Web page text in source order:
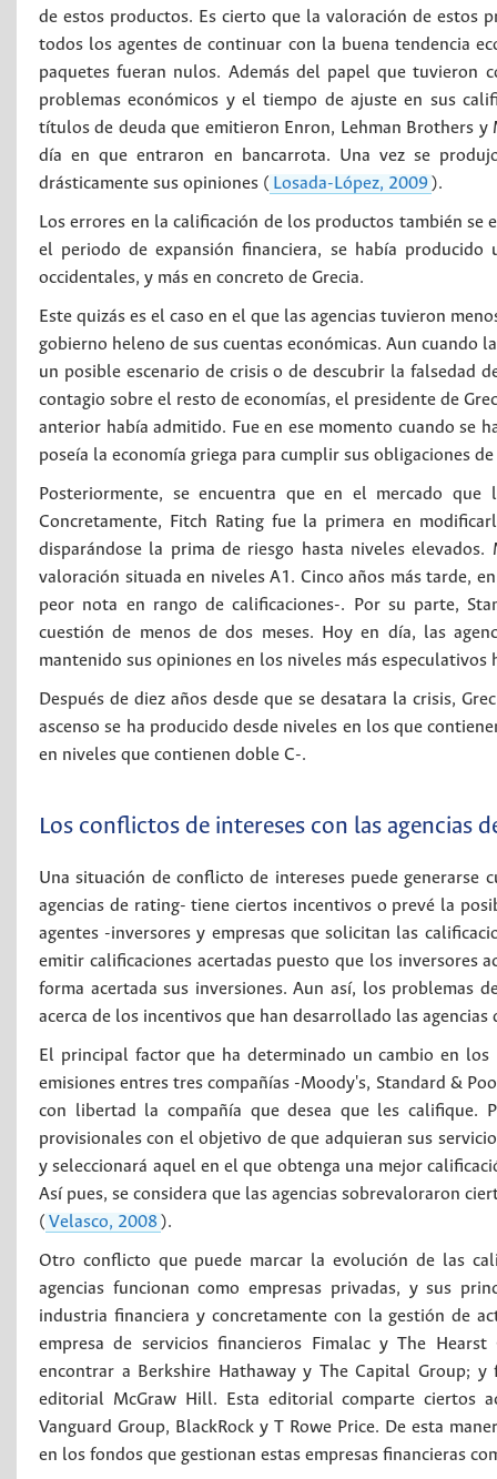
de estos productos. Es cierto que la valoración de estos
todos los agentes de continuar con la buena tendencia
paquetes fueran nulos. Además del papel que tuvieron
problemas económicos y el tiempo de ajuste en sus
títulos de deuda que emitieron Enron, Lehman Brothers
día en que entraron en bancarrota. Una vez se
drásticamente sus opiniones ( Losada-López, 2009 ).
Los errores en la calificación de los productos también
el periodo de expansión financiera, se había
occidentales, y más en concreto de Grecia.
Este quizás es el caso en el que las agencias tuvieron
gobierno heleno de sus cuentas económicas. Aun cuando
un posible escenario de crisis o de descubrir la falsedad
contagio sobre el resto de economías, el presidente de
anterior había admitido. Fue en ese momento cuando se
poseía la economía griega para cumplir sus obligaciones de
Posteriormente, se encuentra que en el mercado que
Concretamente, Fitch Rating fue la primera en
disparándose la prima de riesgo hasta niveles
valoración situada en niveles A1. Cinco años más tarde,
peor nota en rango de calificaciones-. Por su parte,
cuestión de menos de dos meses. Hoy en día, las
mantenido sus opiniones en los niveles más especulativos
Después de diez años desde que se desatara la crisis,
ascenso se ha producido desde niveles en los que
en niveles que contienen doble C-.
Los conflictos de intereses con las agencias
Una situación de conflicto de intereses puede generarse
agencias de rating- tiene ciertos incentivos o prevé la
agentes -inversores y empresas que solicitan las
emitir calificaciones acertadas puesto que los inversores
forma acertada sus inversiones. Aun así, los problemas
acerca de los incentivos que han desarrollado las
El principal factor que ha determinado un cambio en
emisiones entres tres compañías -Moody's, Standard &
con libertad la compañía que desea que les califique.
provisionales con el objetivo de que adquieran sus
y seleccionará aquel en el que obtenga una mejor
Así pues, se considera que las agencias sobrevaloraron
( Velasco, 2008 ).
Otro conflicto que puede marcar la evolución de las
agencias funcionan como empresas privadas, y sus
industria financiera y concretamente con la gestión de
empresa de servicios financieros Fimalac y The
encontrar a Berkshire Hathaway y The Capital Group;
editorial McGraw Hill. Esta editorial comparte ciertos
Vanguard Group, BlackRock y T Rowe Price. De esta
en los fondos que gestionan estas empresas financieras